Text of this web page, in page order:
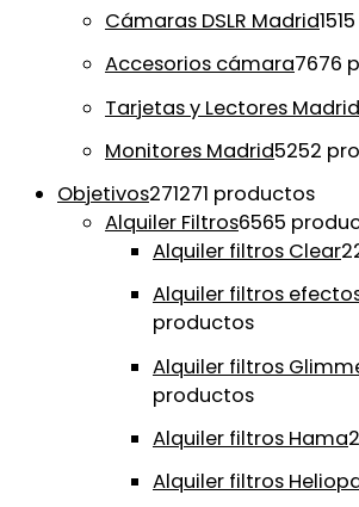
Cámaras DSLR Madrid15
Accesorios cámara7676
Tarjetas y Lectores Madrid
Monitores Madrid5252
Objetivos271271 productos
Alquiler Filtros6565
Alquiler filtros Clear2
Alquiler filtros
productos
Alquiler filtros
productos
Alquiler filtros Hama2
Alquiler filtros